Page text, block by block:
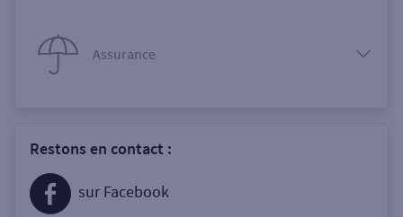
Assurance
Restons en contact :
sur Facebook